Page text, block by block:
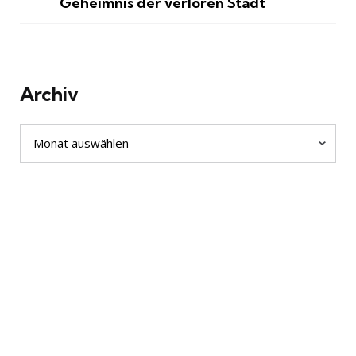
Archiv